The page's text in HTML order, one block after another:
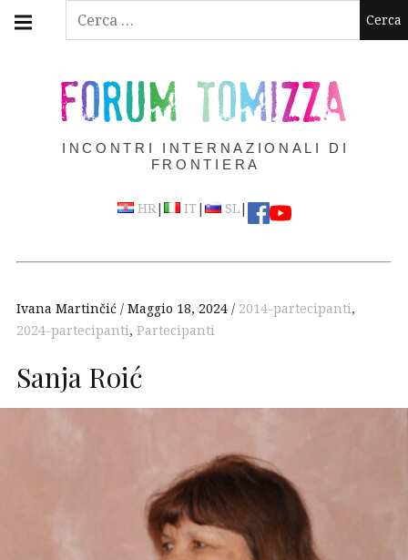
Ricerca
Skip
FORUM TOMIZZA
INCONTRI INTERNAZIONALI DI
FRONTIERA
HR| IT | SL|
navigation
Ivana Martinčić Maggio 18, 2024 2014-partecipanti,
2024-partecipanti, Partecipanti
Sanja Roić